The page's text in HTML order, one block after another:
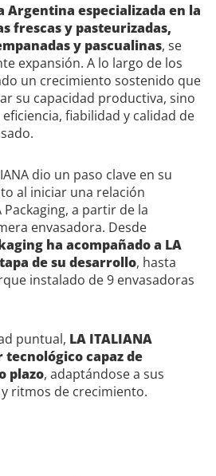
Argentina especializada en la
frescas y pasteurizadas,
y pascualinas, se
expansión. A lo largo de los
un crecimiento sostenido que
su capacidad productiva, sino
fiabilidad y calidad de
dio un paso clave en su
al iniciar una relación
a partir de la
envasadora. Desde
ha acompañado a LA
de su desarrollo, hasta
instalado de 9 envasadoras
puntual, LA ITALIANA
capaz de
plazo, adaptándose a sus
ritmos de crecimiento.